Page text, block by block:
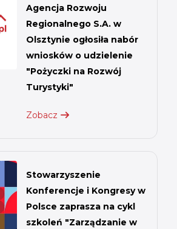
Agencja Rozwoju
Regionalnego S.A. w
Olsztynie ogłosiła nabór
wniosków o udzielenie
"Pożyczki na Rozwój
Turystyki"
Zobacz
Stowarzyszenie
Konferencje i Kongresy w
Polsce zaprasza na cykl
szkoleń "Zarządzanie w